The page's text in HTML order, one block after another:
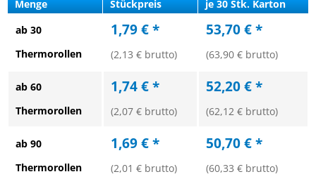
Menge Stückpreis
je 30 Stk. Karton
ab 30
Thermorollen
1,79 € *
(2,13 € brutto)
53,70 € *
(63,90 € brutto)
ab 60
Thermorollen
1,74 € *
(2,07 € brutto)
52,20 € *
(62,12 € brutto)
ab 90
Thermorollen
1,69 € *
(2,01 € brutto)
50,70 € *
(60,33 € brutto)